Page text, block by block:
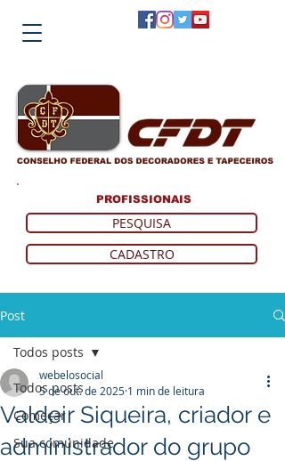
PROFISSIONAIS
PESQUISA
CADASTRO
Post
Todos posts
Começar
Sua comunidade
Todos posts
Valdeir Siqueira, criador e
administrador do grupo
webelosocial
5 de out. de 2025 1 min de leitura